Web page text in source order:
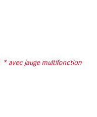
* avec jauge multifonction